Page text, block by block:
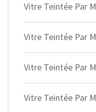
Vitre Teintée Par
Vitre Teintée Par
Vitre Teintée Par
Vitre Teintée Par